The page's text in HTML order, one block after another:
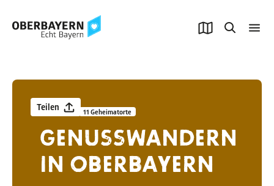
Teilen
Kollektion 11 Geheimatorte
GENUSSWANDERN
IN OBERBAYERN